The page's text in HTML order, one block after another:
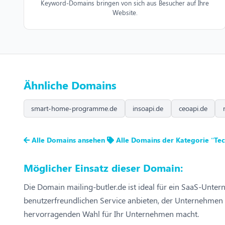
Keyword-Domains bringen von sich aus Besucher auf Ihre
Website.
Ähnliche Domains
smart-home-programme.de insoapi.de ceoapi.de
Alle Domains ansehen Alle Domains der Kategorie
Möglicher Einsatz dieser Domain:
Die Domain mailing-butler.de ist ideal für ein SaaS-
benutzerfreundlichen Service anbieten, der
hervorragenden Wahl für Ihr Unternehmen macht.